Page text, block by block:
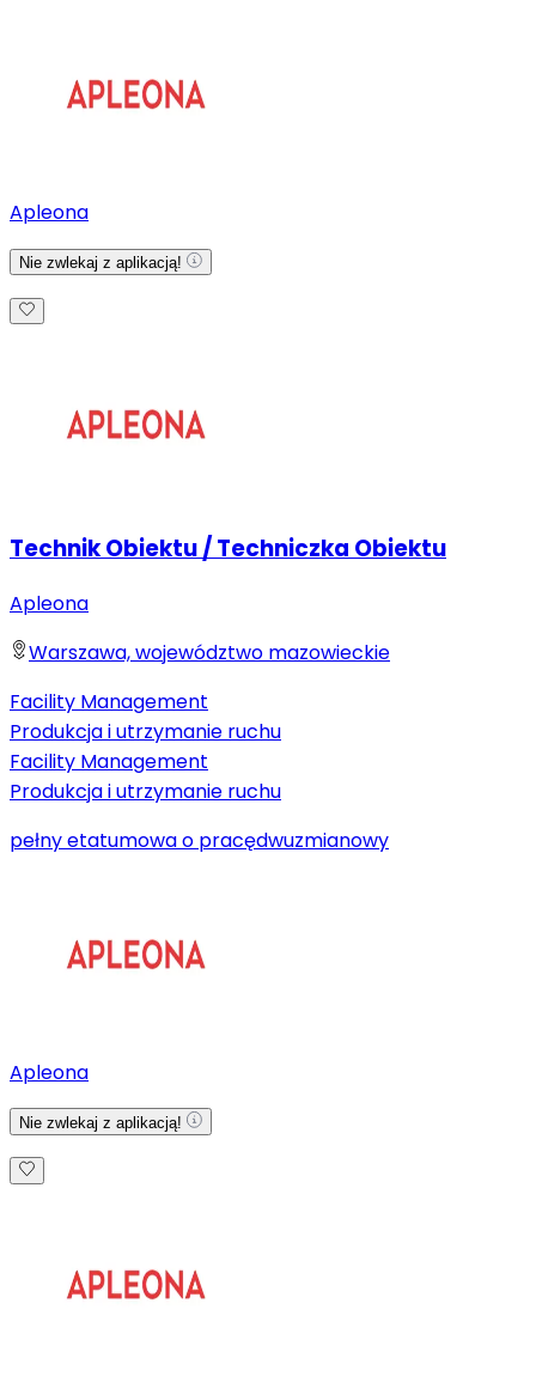
Apleona
Nie zwlekaj z aplikacją!
Technik Obiektu / Techniczka Obiektu
Apleona
Warszawa, województwo mazowieckie
Facility Management
Produkcja i utrzymanie ruchu
Facility Management
Produkcja i utrzymanie ruchu
pełny etatumowa o pracędwuzmianowy
Apleona
Nie zwlekaj z aplikacją!